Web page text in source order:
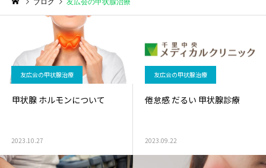
糖尿病外来
泌尿器外来 発熱外
ブログ 友広会の甲状腺治療
友広会の甲状腺治療
甲状腺 ホルモンについて
2023.10.27
友広会の甲状腺治療
倦怠感 だるい 甲状腺診療
2023.09.22